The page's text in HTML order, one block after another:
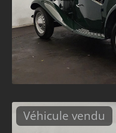
Véhicule vendu